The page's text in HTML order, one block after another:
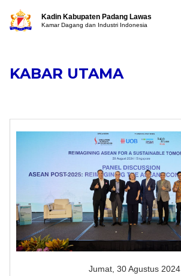
Kadin Kabupaten Padang Lawas
Kamar Dagang dan Industri Indonesia
KABAR UTAMA
Jumat, 30 Agustus 2024